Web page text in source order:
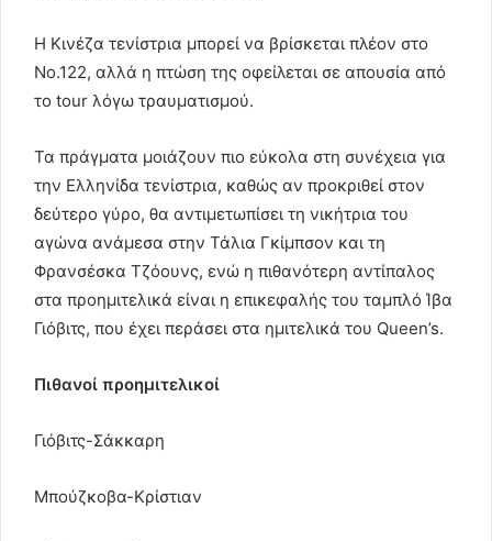
Η Κινέζα τενίστρια μπορεί να βρίσκεται πλέον στο
Νο.122, αλλά η πτώση της οφείλεται σε απουσία από
το tour λόγω τραυματισμού.
Τα πράγματα μοιάζουν πιο εύκολα στη συνέχεια για
την Ελληνίδα τενίστρια, καθώς αν προκριθεί στον
δεύτερο γύρο, θα αντιμετωπίσει τη νικήτρια του
αγώνα ανάμεσα στην Τάλια Γκίμπσον και τη
Φρανσέσκα Τζόουνς, ενώ η πιθανότερη αντίπαλος
στα προημιτελικά είναι η επικεφαλής του ταμπλό Ίβα
Γιόβιτς, που έχει περάσει στα ημιτελικά του Queen’s.
Πιθανοί προημιτελικοί
Γιόβιτς-Σάκκαρη
Μπούζκοβα-Κρίστιαν